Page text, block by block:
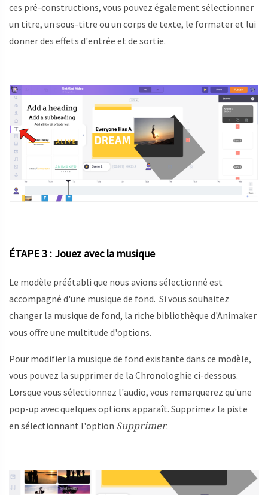
ces pré-constructions, vous pouvez également sélectionner
un titre, un sous-titre ou un corps de texte, le formater et lui
donner des effets d'entrée et de sortie.
ÉTAPE 3 : Jouez avec la musique
Le modèle préétabli que nous avions sélectionné est
accompagné d'une musique de fond. Si vous souhaitez
changer la musique de fond, la riche bibliothèque d'Animaker
vous offre une multitude d'options.
Pour modifier la musique de fond existante dans ce modèle,
vous pouvez la supprimer de la Chronologhie ci-dessous.
Lorsque vous sélectionnez l'audio, vous remarquerez qu'une
pop-up avec quelques options apparaît. Supprimez la piste
en sélectionnant l'option Supprimer.